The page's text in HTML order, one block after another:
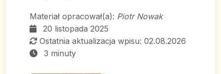
Materiał opracował(a): Piotr Nowak
20 listopada 2025
Ostatnia aktualizacja wpisu: 02.08.2026
3 minuty